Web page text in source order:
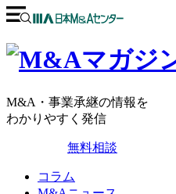
M&A・事業承継の情報を
わかりやすく発信
無料相談
コラム